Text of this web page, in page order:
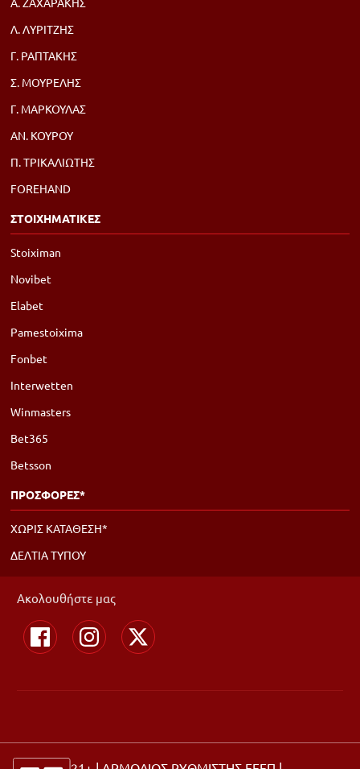
Λ. ΛΥΡΙΤΖΗΣ
Γ. ΡΑΠΤΑΚΗΣ
Σ. ΜΟΥΡΕΛΗΣ
Γ. ΜΑΡΚΟΥΛΑΣ
ΑΝ. ΚΟΥΡΟΥ
Π. ΤΡΙΚΑΛΙΩΤΗΣ
FOREHAND
ΣΤΟΙΧΗΜΑΤΙΚΕΣ
Stoiximan
Novibet
Elabet
Pamestoixima
Fonbet
Interwetten
Winmasters
Bet365
Betsson
ΠΡΟΣΦΟΡΕΣ*
ΧΩΡΙΣ ΚΑΤΑΘΕΣΗ*
ΔΕΛΤΙΑ ΤΥΠΟΥ
Ακολουθήστε μας